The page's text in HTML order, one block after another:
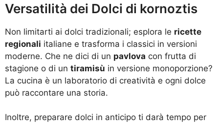
Versatilità dei Dolci di kornoztis
Non limitarti ai dolci tradizionali; esplora le ricette
regionali italiane e trasforma i classici in versioni
moderne. Che ne dici di un pavlova con frutta di
stagione o di un tiramisù in versione monoporzione?
La cucina è un laboratorio di creatività e ogni dolce
può raccontare una storia.
Inoltre, preparare dolci in anticipo ti darà tempo per